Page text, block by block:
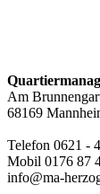
Am
68169
Telefon 0621 -
Mobil 0176 87
info@ma-